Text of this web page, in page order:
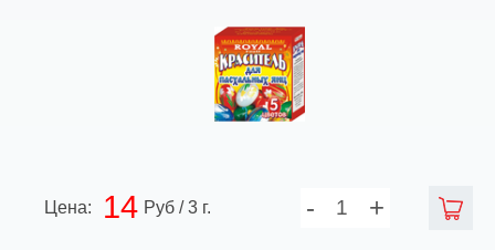
Цена: 14 Руб / 3 г. - +